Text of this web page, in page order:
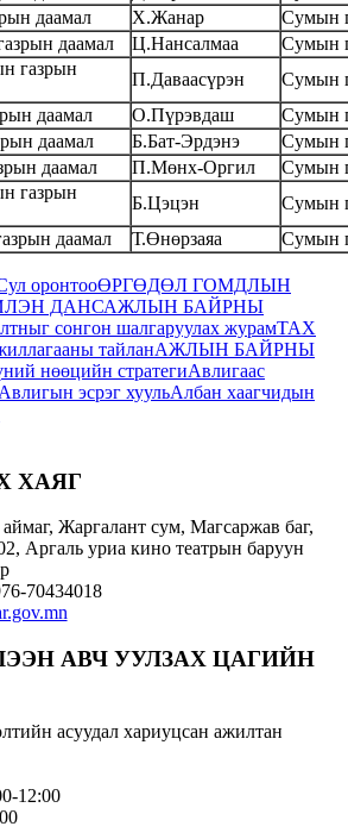
даамал Х.Жанар
Сумын
даамал Ц.Нансалмаа
Сумын
газрын
П.Даваасүрэн
Сумын
даамал О.Пүрэвдаш
Сумын
даамал Б.Бат-Эрдэнэ
Сумын
даамал П.Мөнх-Оргил
Сумын
газрын
Б.Цэцэн
Сумын
даамал Т.Өнөрзаяа Сумын
оронтооӨРГӨДӨЛ ГОМДЛЫН
ДАНСАЖЛЫН БАЙРНЫ
сонгон шалгаруулах журамТАХ
тайланАЖЛЫН БАЙРНЫ
нөөцийн стратегиАвлигаас
Авлигын эсрэг хуульАлбан хаагчидын
ХАЯГ
Жаргалант сум, Магсаржав баг,
Аргаль уриа кино театрын баруун
70434018
АВЧ УУЛЗАХ ЦАГИЙН
асуудал хариуцсан ажилтан
12:00